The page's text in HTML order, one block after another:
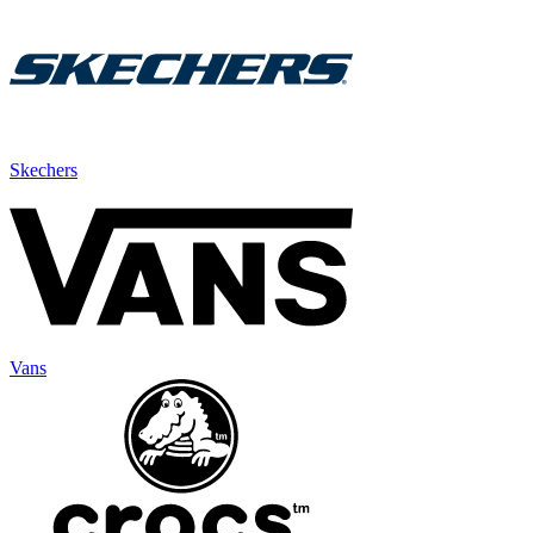
Skechers
Vans